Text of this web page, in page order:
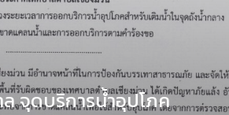
จุดบริการน้ำอุปโภค